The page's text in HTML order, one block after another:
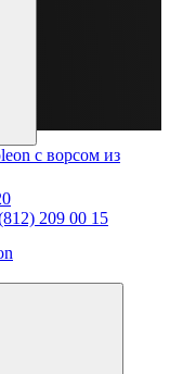
209 00 15